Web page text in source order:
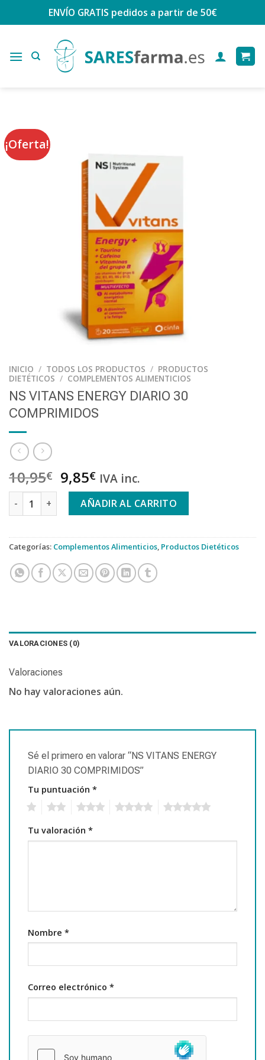
ENVÍO GRATIS pedidos a partir de 50€
¡Oferta!
INICIO / TODOS LOS PRODUCTOS / PRODUCTOS
DIETÉTICOS / COMPLEMENTOS ALIMENTICIOS
NS VITANS ENERGY DIARIO 30
COMPRIMIDOS
10,95€ 9,85€ IVA inc.
NS VITANS ENERGY DIARIO 30 COMPRIMIDOS cantidad
AÑADIR AL CARRITO
Categorías: Complementos Alimenticios, Productos Dietéticos
VALORACIONES (0)
Valoraciones
No hay valoraciones aún.
Sé el primero en valorar “NS VITANS ENERGY
DIARIO 30 COMPRIMIDOS”
Tu puntuación *
Tu valoración *
Nombre *
Correo electrónico *